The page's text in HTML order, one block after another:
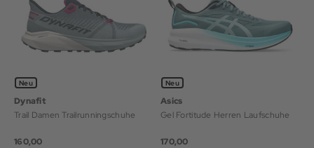
Neu
Dynafit
Trail Damen Trailrunningschuhe
160,00
Neu
Asics
Gel Fortitude Herren Laufschuhe
170,00